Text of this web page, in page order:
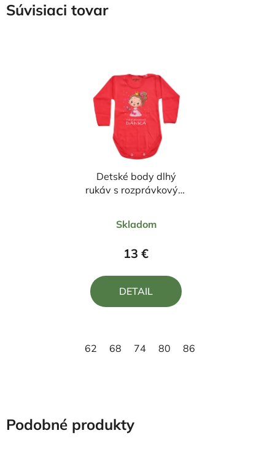
Súvisiaci tovar
Detské body dlhý
rukáv s rozprávkovým
hodnotenie
produktu
4,7
z
Skladom
13 €
DETAIL
62 68 74 80 86
Podobné produkty